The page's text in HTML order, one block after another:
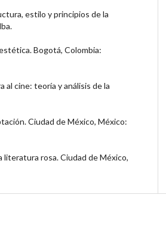
estilo y principios de la
Bogotá, Colombia:
al cine: teoría y análisis de la
Ciudad de México, México:
literatura rosa. Ciudad de México,